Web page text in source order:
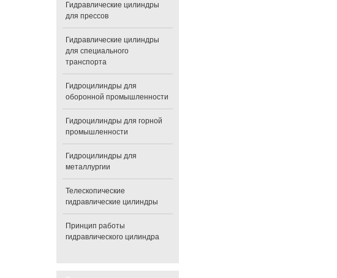
Гидравлические цилиндры
для прессов
Гидравлические цилиндры
для специального
транспорта
Гидроцилиндры для
оборонной промышленности
Гидроцилиндры для горной
промышленности
Гидроцилиндры для
металлургии
Телескопические
гидравлические цилиндры
Принцип работы
гидравлического цилиндра